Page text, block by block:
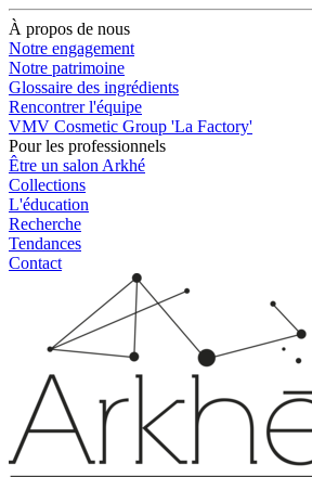
À propos de nous
Notre engagement
Notre patrimoine
Glossaire des ingrédients
Rencontrer l'équipe
VMV Cosmetic Group 'La Factory'
Pour les professionnels
Être un salon Arkhé
Collections
L'éducation
Recherche
Tendances
Contact